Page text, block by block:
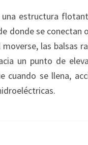
una estructura
donde se conectan
moverse, las balsas
un punto de
cuando se llena,